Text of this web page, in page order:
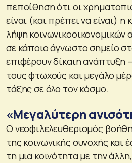
πεποίθηση ότι οι
είναι (και πρέπει να είναι)
λήψη
σε κάποιο άγνωστο σημείο
επιφέρουν δίκαιη ανάπτυξη
τους φτωχούς και μεγάλο
τάξης σε όλο τον κόσμο.
«Μεγαλύτερη
Ο νεοφιλελευθερισμός
της κοινωνικής συνοχής και
τη μια κοινότητα με την